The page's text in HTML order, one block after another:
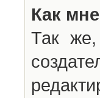
Как
Так же,